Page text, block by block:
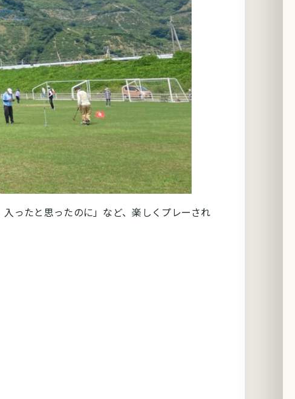
ったと思ったのに」など、楽しくプレーされ